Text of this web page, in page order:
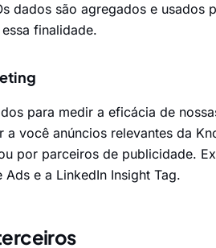
dados são agregados e usados
finalidade.
para medir a eficácia de
a você anúncios relevantes da
por parceiros de publicidade.
e a LinkedIn Insight Tag.